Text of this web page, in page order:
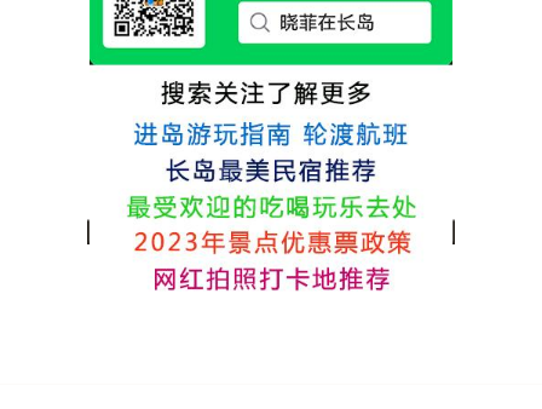
热情，能根据我提出的需求来安排房间，这
点很好。